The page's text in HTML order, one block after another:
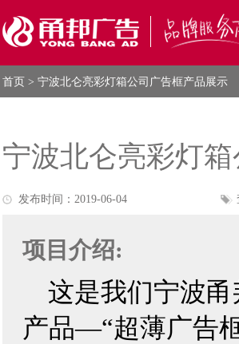
首页 > 宁波北仑亮彩灯箱公司广告框产品展示
宁波北仑亮彩灯
发布时间：2019-06-04
项目介绍:
这是我们宁波
产品—“超薄广告